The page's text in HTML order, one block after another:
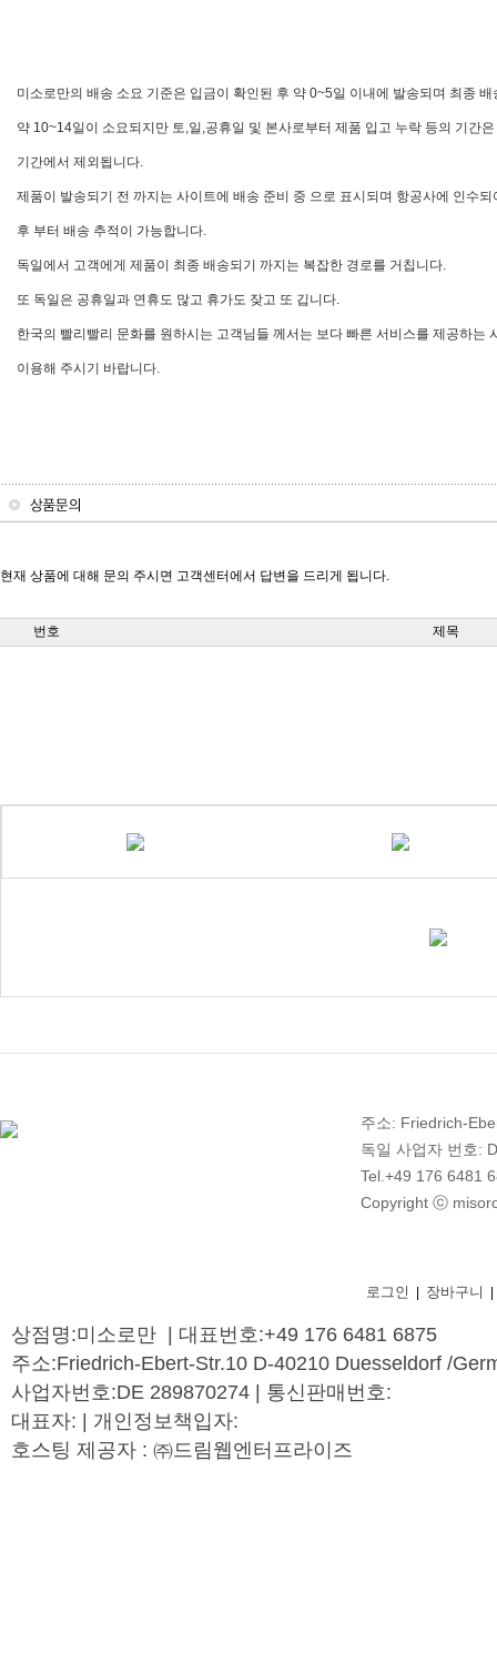
미소로만의 배송 소요 기준은 입금이 확인된 후 약 0~5일 이내에 발송되며 최종 배
약 10~14일이 소요되지만 토,일 ,공휴일 및 본사로부터 제품 입고 누락 등의 기간은
기간에서 제외됩니다.
제품이 발송되기 전 까지는 사이트에 배송 준비 중 으로 표시되며 항공사에 인수되
후 부터 배송 추적이 가능합니다.
독일에서 고객에게 제품이 최종 배송되기 까지는 복잡한 경로를 거칩니다.
또 독일은 공휴일과 연휴도 많고 휴가도 잦고 또 깁니다.
한국의 빨리빨리 문화를 원하시는 고객님들 께서는 보다 빠른 서비스를 제공하는
이용해 주시기 바랍니다.
현재 상품에 대해 문의 주시면 고객센터에서 답변을 드리게 됩니다.
번호 제목
주소: Friedrich-
독일 사업자 번호:
Tel.+49 176 6481
Copyright ⓒ
로그인 장바구니
상점명:미소로만 | 대표번호:+49 176 6481 6875
주소:Friedrich-Ebert-Str.10 D-40210 Duesseldorf /
사업자번호:DE 289870274 | 통신판매번호:
대표자: | 개인정보책입자:
호스팅 제공자 : ㈜드림웹엔터프라이즈